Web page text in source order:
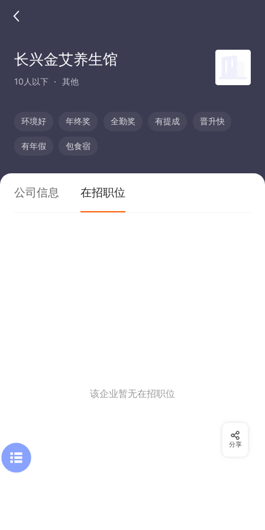
长兴金艾养生馆
10人以下 其他
环境好 年终奖 全勤奖 有提成 晋升快
有年假 包食宿
公司信息 在招职位
该企业暂无在招职位
分享